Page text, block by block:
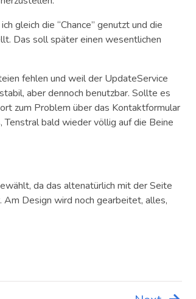
gleich die “Chance” genutzt und die
Das soll später einen wesentlichen
fehlen und weil der UpdateService
aber dennoch benutzbar. Sollte es
zum Problem über das Kontaktformular
bald wieder völlig auf die Beine
da das altenatürlich mit der Seite
Design wird noch gearbeitet, alles,